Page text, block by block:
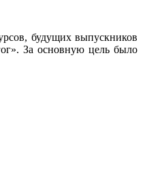
будущих выпускников
За основную цель было